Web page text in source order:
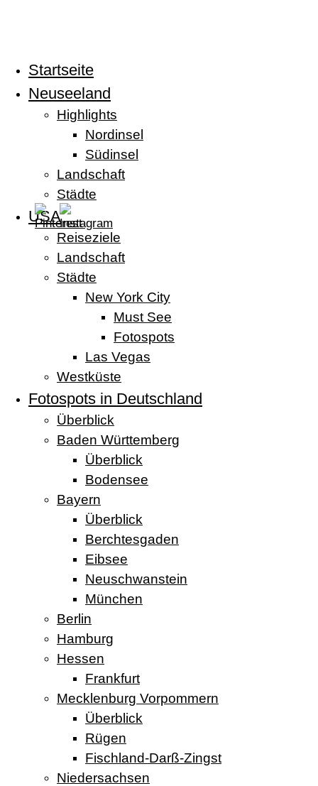
Startseite
Neuseeland
Highlights
Nordinsel
Südinsel
Landschaft
Städte
USA
Reiseziele
Landschaft
Städte
New York City
Must See
Fotospots
Las Vegas
Westküste
Fotospots in Deutschland
Überblick
Baden Württemberg
Überblick
Bodensee
Bayern
Überblick
Berchtesgaden
Eibsee
Neuschwanstein
München
Berlin
Hamburg
Hessen
Frankfurt
Mecklenburg Vorpommern
Überblick
Rügen
Fischland-Darß-Zingst
Niedersachsen